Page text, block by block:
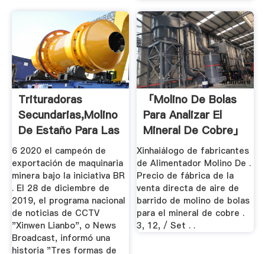
Trituradoras
Secundarias,molino
De Estaño Para Las
Ventas ...
6 2020 el campeón de
exportación de maquinaria
minera bajo la iniciativa BR
. El 28 de diciembre de
2019, el programa nacional
de noticias de CCTV
"Xinwen Lianbo", o News
Broadcast, informó una
historia "Tres formas de
「molino De Bolas
Para Analizar El
Mineral De Cobre」
Xinhaiálogo de fabricantes
de Alimentador Molino De .
Precio de fábrica de la
venta directa de aire de
barrido de molino de bolas
para el mineral de cobre .
3, 12, / Set . .